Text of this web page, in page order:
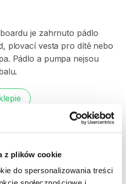
z plików cookie
do spersonalizowania treści
je zahrnuto pádlo
​,​ plovací vesta pro dítě nebo
Pádlo a pumpa nejsou